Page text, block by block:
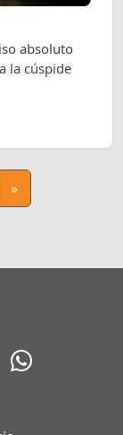
absoluto
la cúspide
»